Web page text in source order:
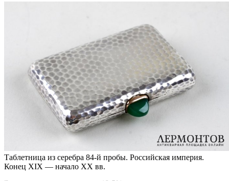
Таблетница из серебра 84-й пробы. Российская империя.
Конец XIX — начало XX вв.